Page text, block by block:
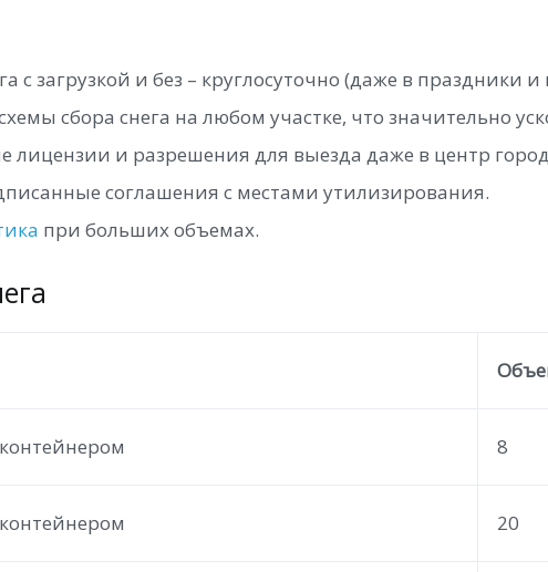
с загрузкой и без – круглосуточно (даже в праздники
сбора снега на любом участке, что значительно
лицензии и разрешения для выезда даже в центр
соглашения с местами утилизирования.
при больших объемах.
8
20